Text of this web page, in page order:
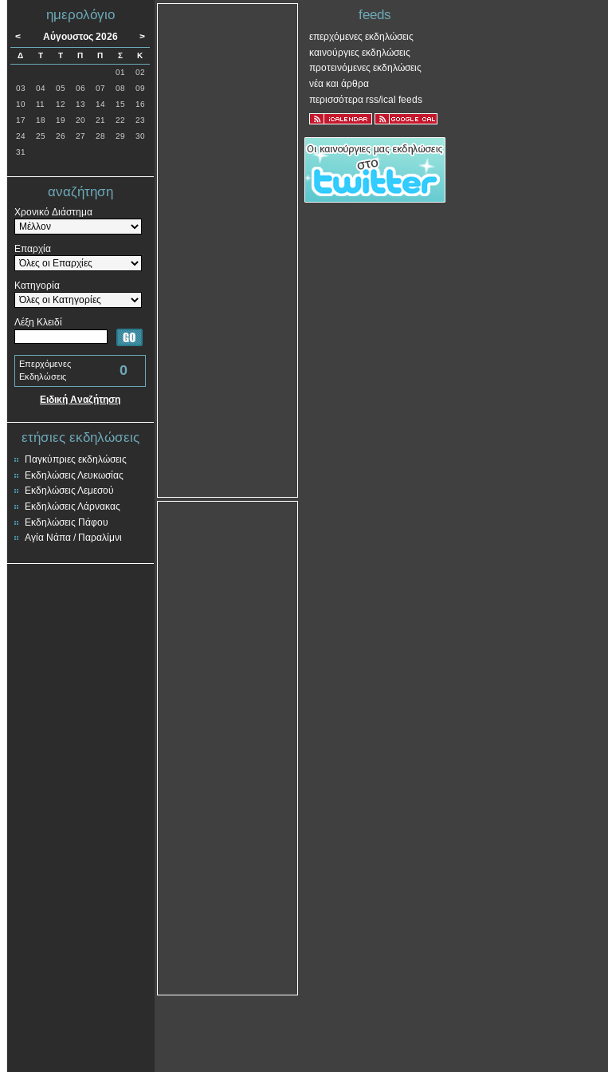
ημερολόγιο
< Αύγουστος 2026 >
Δ Τ Τ Π Π Σ
Κ
01
02
03
04 05 06 07 08
09
10
11 12 13 14 15
16
17
18 19 20 21 22
23
24
25 26 27 28 29
30
31
αναζήτηση
Χρονικό Διάστημα
Επαρχία
Κατηγορία
Λέξη Κλειδί
Επερχόμενες
Εκδηλώσεις
0
Ειδική Αναζήτηση
ετήσιες εκδηλώσεις
Παγκύπριες εκδηλώσεις
Εκδηλώσεις Λευκωσίας
Εκδηλώσεις Λεμεσού
Εκδηλώσεις Λάρνακας
Εκδηλώσεις Πάφου
Αγία Νάπα / Παραλίμνι
feeds
επερχόμενες εκδηλώσεις
καινούργιες εκδηλώσεις
προτεινόμενες εκδηλώσεις
νέα και άρθρα
περισσότερα rss/ical feeds